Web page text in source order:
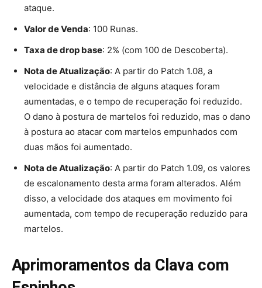
ataque.
Valor de Venda: 100 Runas.
Taxa de drop base: 2% (com 100 de Descoberta).
Nota de Atualização: A partir do Patch 1.08, a
velocidade e distância de alguns ataques foram
aumentadas, e o tempo de recuperação foi reduzido.
O dano à postura de martelos foi reduzido, mas o dano
à postura ao atacar com martelos empunhados com
duas mãos foi aumentado.
Nota de Atualização: A partir do Patch 1.09, os valores
de escalonamento desta arma foram alterados. Além
disso, a velocidade dos ataques em movimento foi
aumentada, com tempo de recuperação reduzido para
martelos.
Aprimoramentos da Clava com